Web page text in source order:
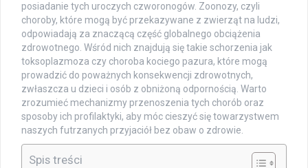
posiadanie tych uroczych czworonogów. Zoonozy, czyli
choroby, które mogą być przekazywane z zwierząt na ludzi,
odpowiadają za znaczącą część globalnego obciążenia
zdrowotnego. Wśród nich znajdują się takie schorzenia jak
toksoplazmoza czy choroba kociego pazura, które mogą
prowadzić do poważnych konsekwencji zdrowotnych,
zwłaszcza u dzieci i osób z obniżoną odpornością. Warto
zrozumieć mechanizmy przenoszenia tych chorób oraz
sposoby ich profilaktyki, aby móc cieszyć się towarzystwem
naszych futrzanych przyjaciół bez obaw o zdrowie.
Spis treści